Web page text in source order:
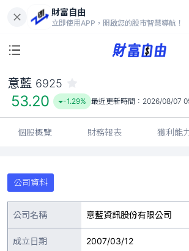
財富自由
立即使用APP，開啟您的股市智慧導航！
53.20
-1.29%
意藍 6925
53.20 -1.29% 最近更新時間： 2026/08/07
個股概覽 財務報表 獲利能
公司資料
公司名稱 意藍資訊股份有限公司
成立日期 2007/03/12